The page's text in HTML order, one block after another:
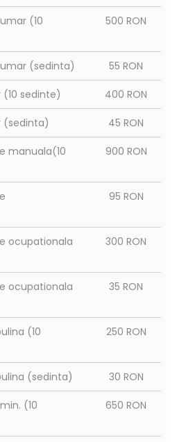
(10
500 RON
(sedinta) 55 RON
sedinte) 400 RON
(sedinta) 45 RON
manuala(10
900 RON
95 RON
ocupationala
300 RON
ocupationala
35 RON
(10
250 RON
(sedinta) 30 RON
(10
650 RON